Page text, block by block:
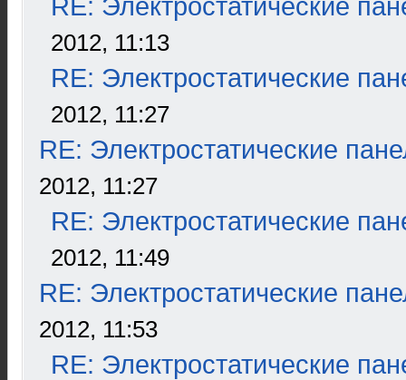
RE: Электростатические
2012, 11:13
RE: Электростатические
2012, 11:27
RE: Электростатические
2012, 11:27
RE: Электростатические
2012, 11:49
RE: Электростатические
2012, 11:53
RE: Электростатические